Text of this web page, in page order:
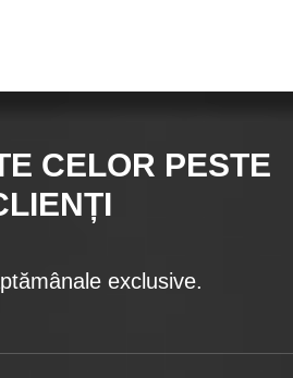
CELOR PESTE
exclusive.